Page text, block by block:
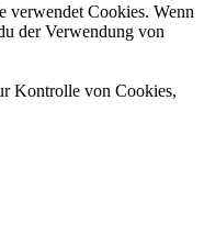
verwendet Cookies. Wenn
der Verwendung von
Kontrolle von Cookies,